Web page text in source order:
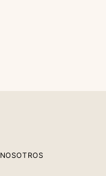
NOSOTROS